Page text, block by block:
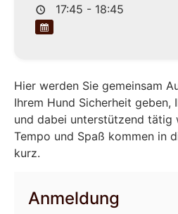
17:45 - 18:45
Hier werden Sie gemeinsam
Ihrem Hund Sicherheit geben,
und dabei unterstützend tätig
Tempo und Spaß kommen in
kurz.
Anmeldung